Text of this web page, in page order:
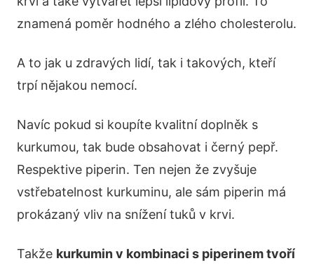
znamená poměr hodného a zlého cholesterolu.
A to jak u zdravých lidí, tak i takových, kteří
trpí nějakou nemocí.
Navíc pokud si koupíte kvalitní doplněk s
kurkumou, tak bude obsahovat i černý pepř.
Respektive piperin. Ten nejen že zvyšuje
vstřebatelnost kurkuminu, ale sám piperin má
prokázaný vliv na snížení tuků v krvi.
Takže kurkumin v kombinaci s piperinem tvoří